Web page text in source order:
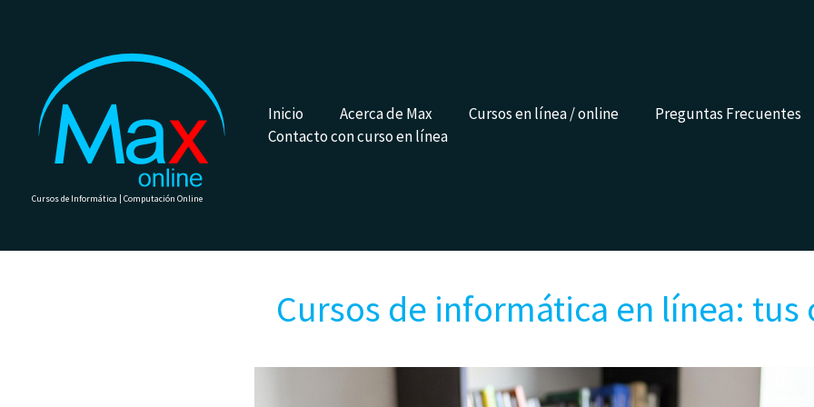
Cursos de Informática | Computación Online
Inicio Acerca de Max Cursos en línea / online Preguntas Frecuentes
Contacto con curso en línea
Cursos de informática en línea: tus